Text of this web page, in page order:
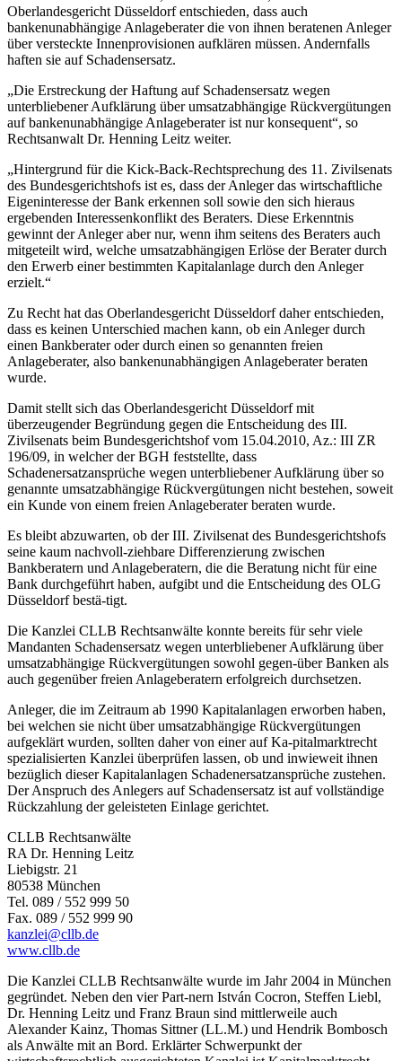
Oberlandesgericht Düsseldorf entschieden, dass auch
bankenunabhängige Anlageberater die von ihnen beratenen Anleger
über versteckte Innenprovisionen aufklären müssen. Andernfalls
haften sie auf Schadensersatz.
„Die Erstreckung der Haftung auf Schadensersatz wegen
unterbliebener Aufklärung über umsatzabhängige Rückvergütungen
auf bankenunabhängige Anlageberater ist nur konsequent“, so
Rechtsanwalt Dr. Henning Leitz weiter.
„Hintergrund für die Kick-Back-Rechtsprechung des 11. Zivilsenats
des Bundesgerichtshofs ist es, dass der Anleger das wirtschaftliche
Eigeninteresse der Bank erkennen soll sowie den sich hieraus
ergebenden Interessenkonflikt des Beraters. Diese Erkenntnis
gewinnt der Anleger aber nur, wenn ihm seitens des Beraters auch
mitgeteilt wird, welche umsatzabhängigen Erlöse der Berater durch
den Erwerb einer bestimmten Kapitalanlage durch den Anleger
erzielt.“
Zu Recht hat das Oberlandesgericht Düsseldorf daher entschieden,
dass es keinen Unterschied machen kann, ob ein Anleger durch
einen Bankberater oder durch einen so genannten freien
Anlageberater, also bankenunabhängigen Anlageberater beraten
wurde.
Damit stellt sich das Oberlandesgericht Düsseldorf mit
überzeugender Begründung gegen die Entscheidung des III.
Zivilsenats beim Bundesgerichtshof vom 15.04.2010, Az.: III ZR
196/09, in welcher der BGH feststellte, dass
Schadenersatzansprüche wegen unterbliebener Aufklärung über so
genannte umsatzabhängige Rückvergütungen nicht bestehen, soweit
ein Kunde von einem freien Anlageberater beraten wurde.
Es bleibt abzuwarten, ob der III. Zivilsenat des Bundesgerichtshofs
seine kaum nachvoll-ziehbare Differenzierung zwischen
Bankberatern und Anlageberatern, die die Beratung nicht für eine
Bank durchgeführt haben, aufgibt und die Entscheidung des OLG
Düsseldorf bestä-tigt.
Die Kanzlei CLLB Rechtsanwälte konnte bereits für sehr viele
Mandanten Schadensersatz wegen unterbliebener Aufklärung über
umsatzabhängige Rückvergütungen sowohl gegen-über Banken als
auch gegenüber freien Anlageberatern erfolgreich durchsetzen.
Anleger, die im Zeitraum ab 1990 Kapitalanlagen erworben haben,
bei welchen sie nicht über umsatzabhängige Rückvergütungen
aufgeklärt wurden, sollten daher von einer auf Ka-pitalmarktrecht
spezialisierten Kanzlei überprüfen lassen, ob und inwieweit ihnen
bezüglich dieser Kapitalanlagen Schadenersatzansprüche zustehen.
Der Anspruch des Anlegers auf Schadensersatz ist auf vollständige
Rückzahlung der geleisteten Einlage gerichtet.
CLLB Rechtsanwälte
RA Dr. Henning Leitz
Liebigstr. 21
80538 München
Tel. 089 / 552 999 50
Fax. 089 / 552 999 90
kanzlei@cllb.de
www.cllb.de
Die Kanzlei CLLB Rechtsanwälte wurde im Jahr 2004 in München
gegründet. Neben den vier Part-nern István Cocron, Steffen Liebl,
Dr. Henning Leitz und Franz Braun sind mittlerweile auch
Alexander Kainz, Thomas Sittner (LL.M.) und Hendrik Bombosch
als Anwälte mit an Bord. Erklärter Schwerpunkt der